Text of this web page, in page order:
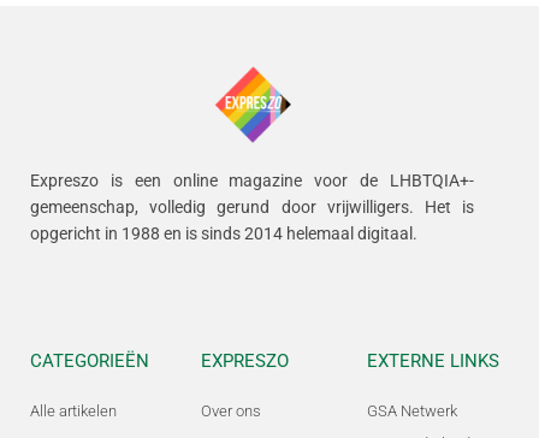
Expreszo is een online magazine voor de LHBTQIA+-
gemeenschap, volledig gerund door vrijwilligers. Het is
opgericht in 1988 en is sinds 2014 helemaal digitaal.
CATEGORIEËN
Alle artikelen
EXPRESZO
Over ons
EXTERNE LINKS
GSA Netwerk